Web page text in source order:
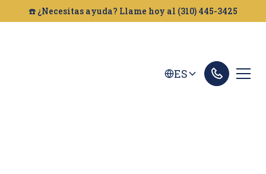
☎️ ¿Necesitas ayuda? Llame hoy al (310) 445-3425
ES